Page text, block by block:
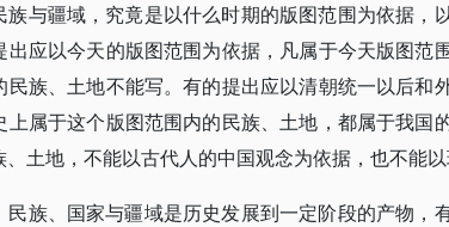
族与疆域，究竟是以什么时期的版图范围为依据，
出应以今天的版图范围为依据，凡属于今天版图范
民族、土地不能写。有的提出应以清朝统一以后和
上属于这个版图范围内的民族、土地，都属于我国
土地，不能以古代人的中国观念为依据，也不能以
民族、国家与疆域是历史发展到一定阶段的产物，